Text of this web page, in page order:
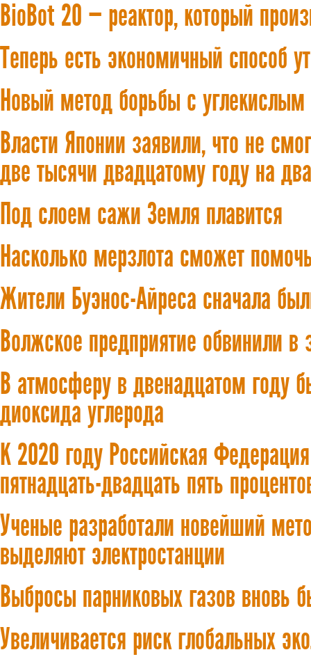
BioBot 20 — реактор, который
Теперь есть экономичный способ
Новый метод борьбы с
Власти Японии заявили, что не
две тысячи двадцатому году на
Под слоем сажи Земля плавится
Насколько мерзлота сможет
Жители Буэнос-Айреса сначала
Волжское предприятие обвинили
В атмосферу в двенадцатом году
диоксида углерода
К 2020 году Российская
пятнадцать-двадцать пять
Ученые разработали новейший
выделяют электростанции
Выбросы парниковых газов вновь
Увеличивается риск глобальных